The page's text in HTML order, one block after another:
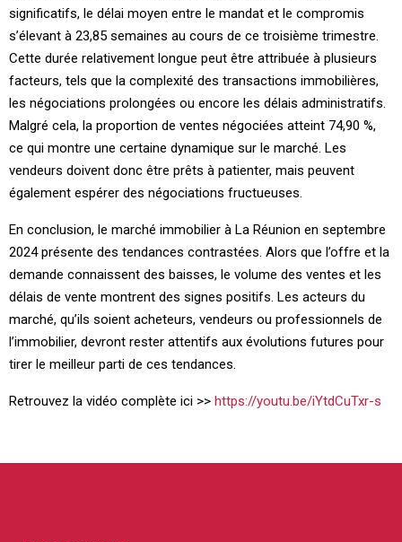
significatifs, le délai moyen entre le mandat et le compromis
s’élevant à 23,85 semaines au cours de ce troisième trimestre.
Cette durée relativement longue peut être attribuée à plusieurs
facteurs, tels que la complexité des transactions immobilières,
les négociations prolongées ou encore les délais administratifs.
Malgré cela, la proportion de ventes négociées atteint 74,90 %,
ce qui montre une certaine dynamique sur le marché. Les
vendeurs doivent donc être prêts à patienter, mais peuvent
également espérer des négociations fructueuses.
En conclusion, le marché immobilier à La Réunion en septembre
2024 présente des tendances contrastées. Alors que l’offre et la
demande connaissent des baisses, le volume des ventes et les
délais de vente montrent des signes positifs. Les acteurs du
marché, qu’ils soient acheteurs, vendeurs ou professionnels de
l’immobilier, devront rester attentifs aux évolutions futures pour
tirer le meilleur parti de ces tendances.
Retrouvez la vidéo complète ici >> https://youtu.be/iYtdCuTxr-s